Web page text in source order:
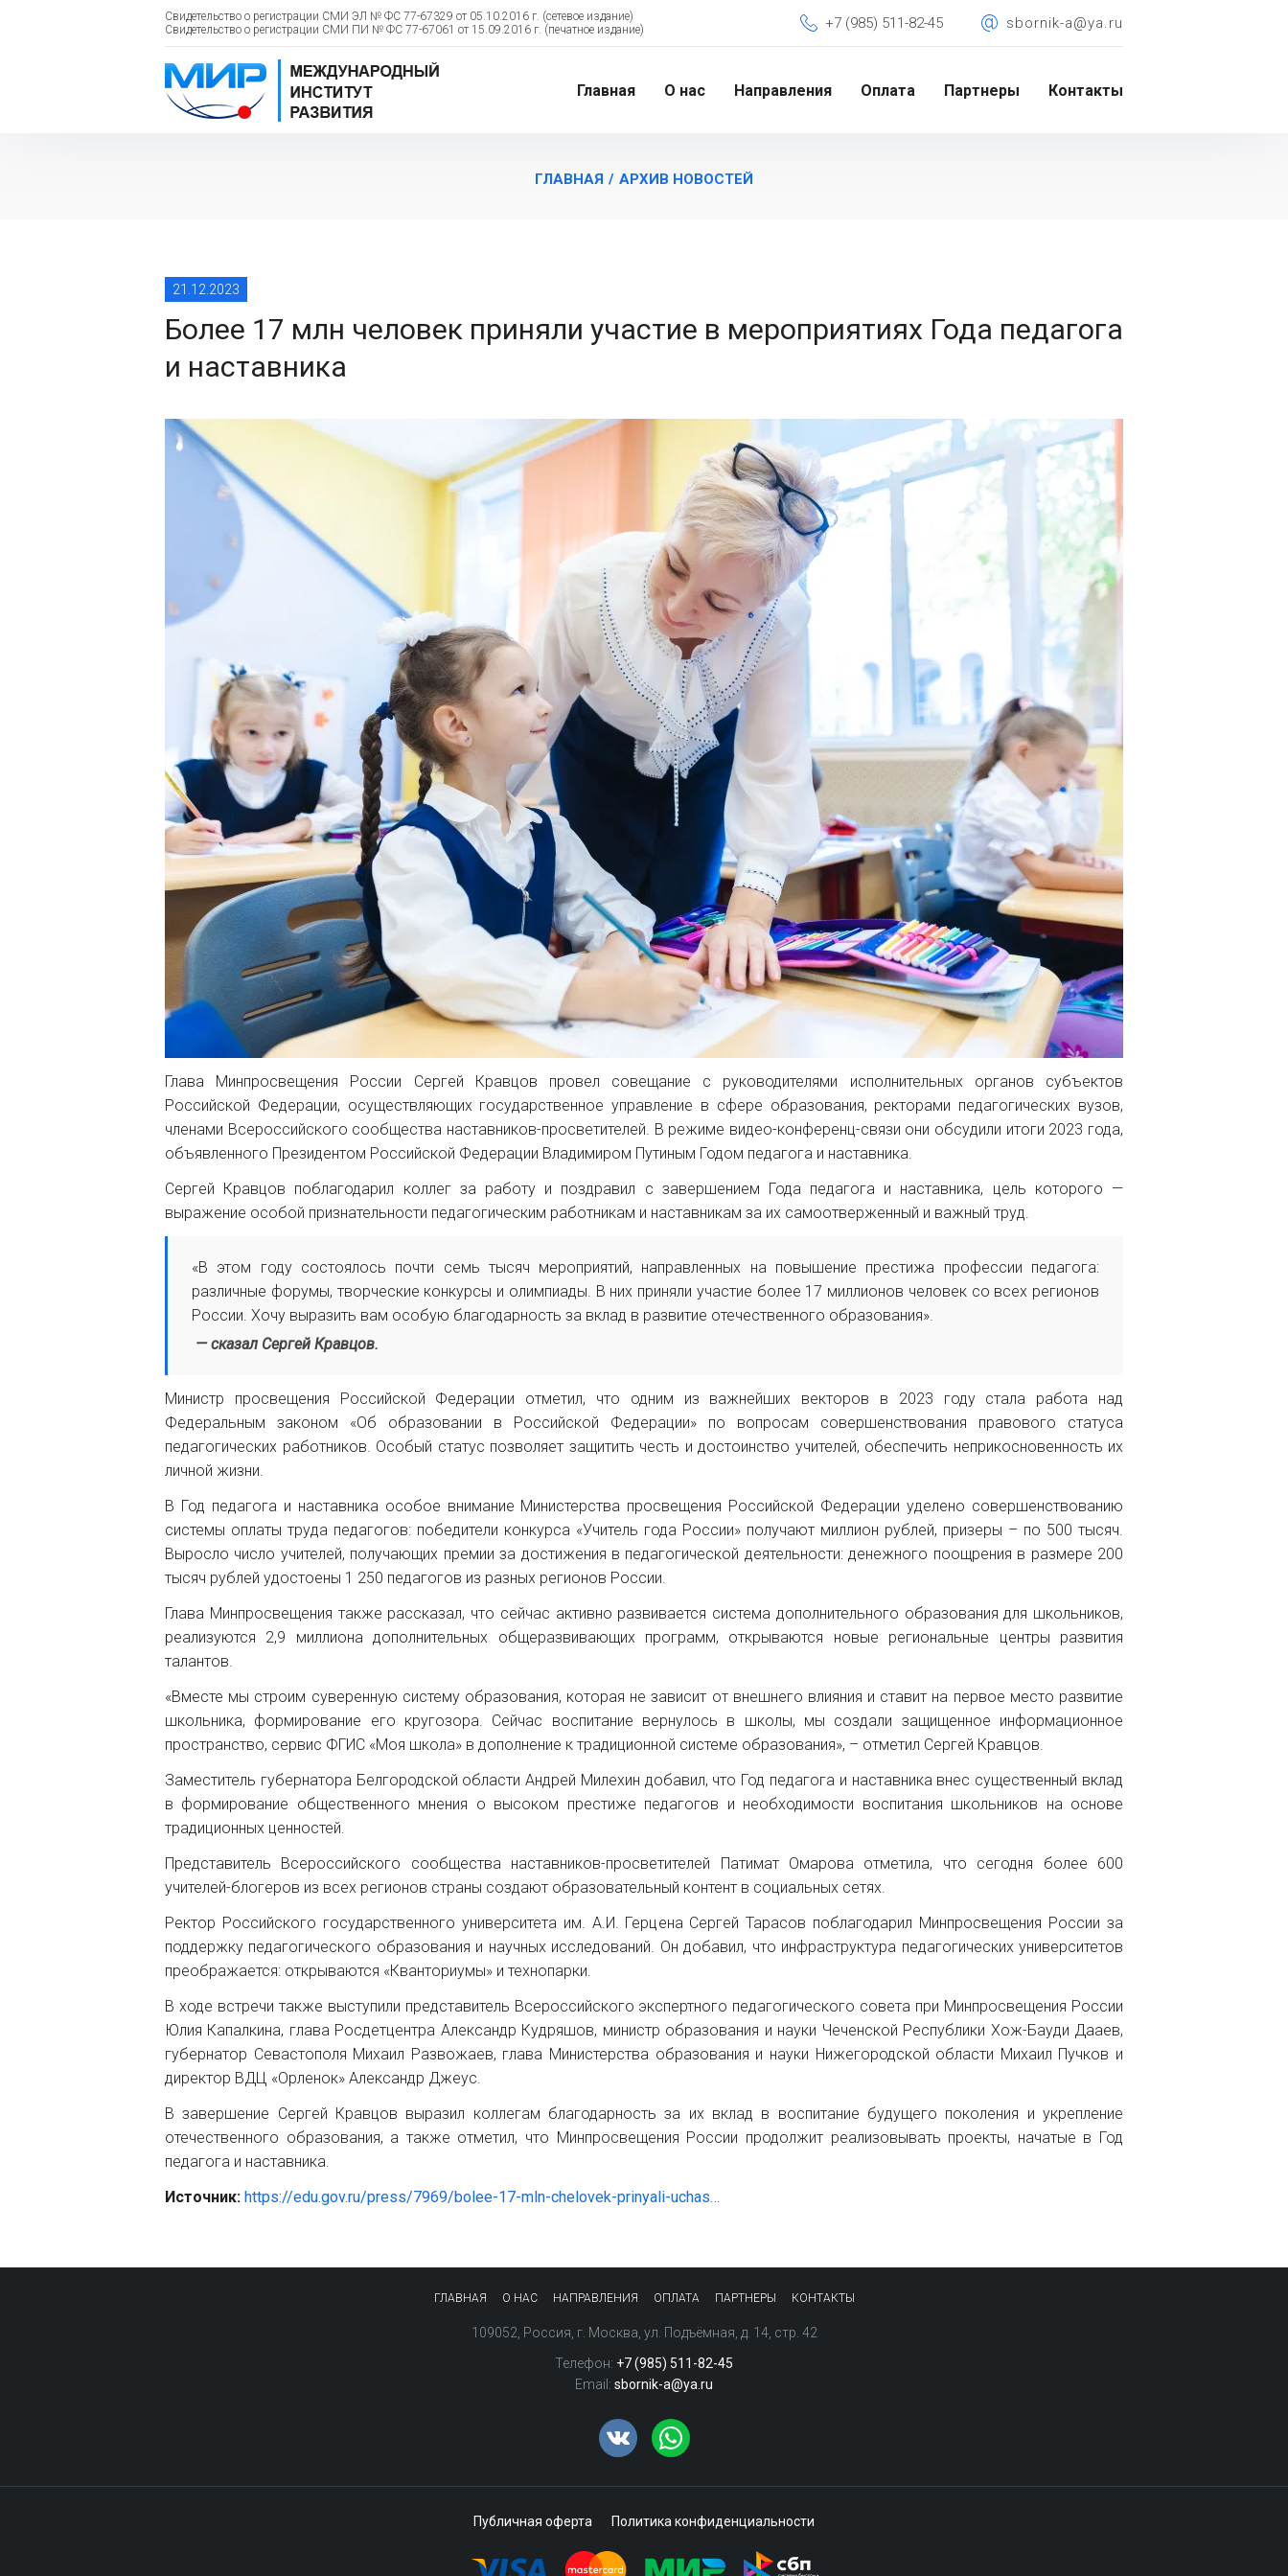
Свидетельство о регистрации СМИ ЭЛ № ФС 77-67329 от 05.10.2016 г. (сетевое издание)
Свидетельство о регистрации СМИ ПИ № ФС 77-67061 от 15.09.2016 г. (печатное издание)
+7 (985) 511-82-45 sbornik-a@ya.ru
Главная О нас Направления Оплата Партнеры Контакты
ГЛАВНАЯ / АРХИВ НОВОСТЕЙ
21.12.2023
Более 17 млн человек приняли участие в мероприятиях Года педагога
и наставника
Глава Минпросвещения России Сергей Кравцов провел совещание с руководителями исполнительных органов субъектов
Российской Федерации, осуществляющих государственное управление в сфере образования, ректорами педагогических вузов,
членами Всероссийского сообщества наставников-просветителей. В режиме видео-конференц-связи они обсудили итоги 2023 года,
объявленного Президентом Российской Федерации Владимиром Путиным Годом педагога и наставника.
Сергей Кравцов поблагодарил коллег за работу и поздравил с завершением Года педагога и наставника, цель которого —
выражение особой признательности педагогическим работникам и наставникам за их самоотверженный и важный труд.
«В этом году состоялось почти семь тысяч мероприятий, направленных на повышение престижа профессии педагога:
различные форумы, творческие конкурсы и олимпиады. В них приняли участие более 17 миллионов человек со всех регионов
России. Хочу выразить вам особую благодарность за вклад в развитие отечественного образования».
— сказал Сергей Кравцов.
Министр просвещения Российской Федерации отметил, что одним из важнейших векторов в 2023 году стала работа над
Федеральным законом «Об образовании в Российской Федерации» по вопросам совершенствования правового статуса
педагогических работников. Особый статус позволяет защитить честь и достоинство учителей, обеспечить неприкосновенность их
личной жизни.
В Год педагога и наставника особое внимание Министерства просвещения Российской Федерации уделено совершенствованию
системы оплаты труда педагогов: победители конкурса «Учитель года России» получают миллион рублей, призеры – по 500 тысяч.
Выросло число учителей, получающих премии за достижения в педагогической деятельности: денежного поощрения в размере 200
тысяч рублей удостоены 1 250 педагогов из разных регионов России.
Глава Минпросвещения также рассказал, что сейчас активно развивается система дополнительного образования для школьников,
реализуются 2,9 миллиона дополнительных общеразвивающих программ, открываются новые региональные центры развития
талантов.
«Вместе мы строим суверенную систему образования, которая не зависит от внешнего влияния и ставит на первое место развитие
школьника, формирование его кругозора. Сейчас воспитание вернулось в школы, мы создали защищенное информационное
пространство, сервис ФГИС «Моя школа» в дополнение к традиционной системе образования», – отметил Сергей Кравцов.
Заместитель губернатора Белгородской области Андрей Милехин добавил, что Год педагога и наставника внес существенный вклад
в формирование общественного мнения о высоком престиже педагогов и необходимости воспитания школьников на основе
традиционных ценностей.
Представитель Всероссийского сообщества наставников-просветителей Патимат Омарова отметила, что сегодня более 600
учителей-блогеров из всех регионов страны создают образовательный контент в социальных сетях.
Ректор Российского государственного университета им. А.И. Герцена Сергей Тарасов поблагодарил Минпросвещения России за
поддержку педагогического образования и научных исследований. Он добавил, что инфраструктура педагогических университетов
преображается: открываются «Кванториумы» и технопарки.
В ходе встречи также выступили представитель Всероссийского экспертного педагогического совета при Минпросвещения России
Юлия Капалкина, глава Росдетцентра Александр Кудряшов, министр образования и науки Чеченской Республики Хож-Бауди Дааев,
губернатор Севастополя Михаил Развожаев, глава Министерства образования и науки Нижегородской области Михаил Пучков и
директор ВДЦ «Орленок» Александр Джеус.
В завершение Сергей Кравцов выразил коллегам благодарность за их вклад в воспитание будущего поколения и укрепление
отечественного образования, а также отметил, что Минпросвещения России продолжит реализовывать проекты, начатые в Год
педагога и наставника.
Источник:
https://edu.gov.ru/press/7969/bolee-17-mln-chelovek-prinyali-uchastie-v-meropriyatiyah-goda-pedagoga-i-nastavnika/
ГЛАВНАЯ О НАС НАПРАВЛЕНИЯ ОПЛАТА ПАРТНЕРЫ КОНТАКТЫ
109052 Россия г. Москва ул. Подъёмная, д. 14, стр. 42
Телефон: +7 (985) 511-82-45
Email: sbornik-a@ya.ru
Публичная оферта Политика конфиденциальности